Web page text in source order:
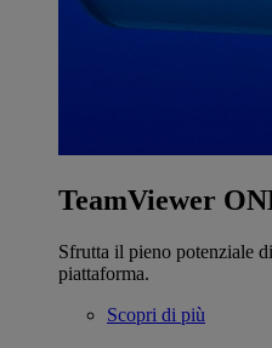
TeamViewer
Sfrutta il pieno potenziale
piattaforma.
Scopri di più